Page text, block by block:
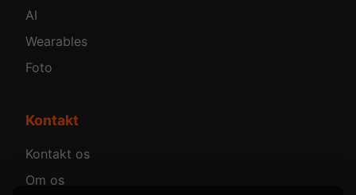
AI
Wearables
Foto
Kontakt
Kontakt os
Om os